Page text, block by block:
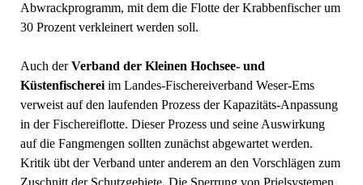
Abwrackprogramm, mit dem die Flotte der Krabbenfischer um
30 Prozent verkleinert werden soll.
Auch derVerband der Kleinen Hochsee- und
Küstenfischereiim Landes-Fischereiverband Weser-Ems
verweist auf den laufenden Prozess der Kapazitäts-Anpassung
in der Fischereiflotte. Dieser Prozess und seine Auswirkung
auf die Fangmengen sollten zunächst abgewartet werden.
Kritik übt der Verband unter anderem an den Vorschlägen zum
Zuschnitt der Schutzgebiete. Die Sperrung von Prielsystemen